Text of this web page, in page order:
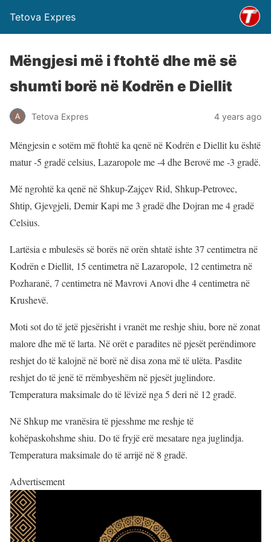
Tetova Expres
Mëngjesi më i ftohtë dhe më së
shumti borë në Kodrën e Diellit
Tetova Expres 4 years ago
Mëngjesin e sotëm më ftohtë ka qenë në Kodrën e Diellit ku është
matur -5 gradë celsius, Lazaropole me -4 dhe Berovë me -3 gradë.
Më ngrohtë ka qenë në Shkup-Zajçev Rid, Shkup-Petrovec,
Shtip, Gjevgjeli, Demir Kapi me 3 gradë dhe Dojran me 4 gradë
Celsius.
Lartësia e mbulesës së borës në orën shtatë ishte 37 centimetra në
Kodrën e Diellit, 15 centimetra në Lazaropole, 12 centimetra në
Pozharanë, 7 centimetra në Mavrovi Anovi dhe 4 centimetra në
Krushevë.
Moti sot do të jetë pjesërisht i vranët me reshje shiu, bore në zonat
malore dhe më të larta. Në orët e paradites në pjesët perëndimore
reshjet do të kalojnë në borë në disa zona më të ulëta. Pasdite
reshjet do të jenë të rrëmbyeshëm në pjesët juglindore.
Temperatura maksimale do të lëvizë nga 5 deri në 12 gradë.
Në Shkup me vranësira të pjesshme me reshje të
kohëpaskohshme shiu. Do të fryjë erë mesatare nga juglindja.
Temperatura maksimale do të arrijë në 8 gradë.
Advertisement